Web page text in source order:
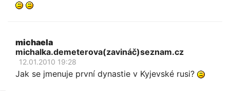
michaela
michalka.demeterova(zavináč)seznam.cz
12.01.2010 19:28
Jak se jmenuje první dynastie v Kyjevské rusi?